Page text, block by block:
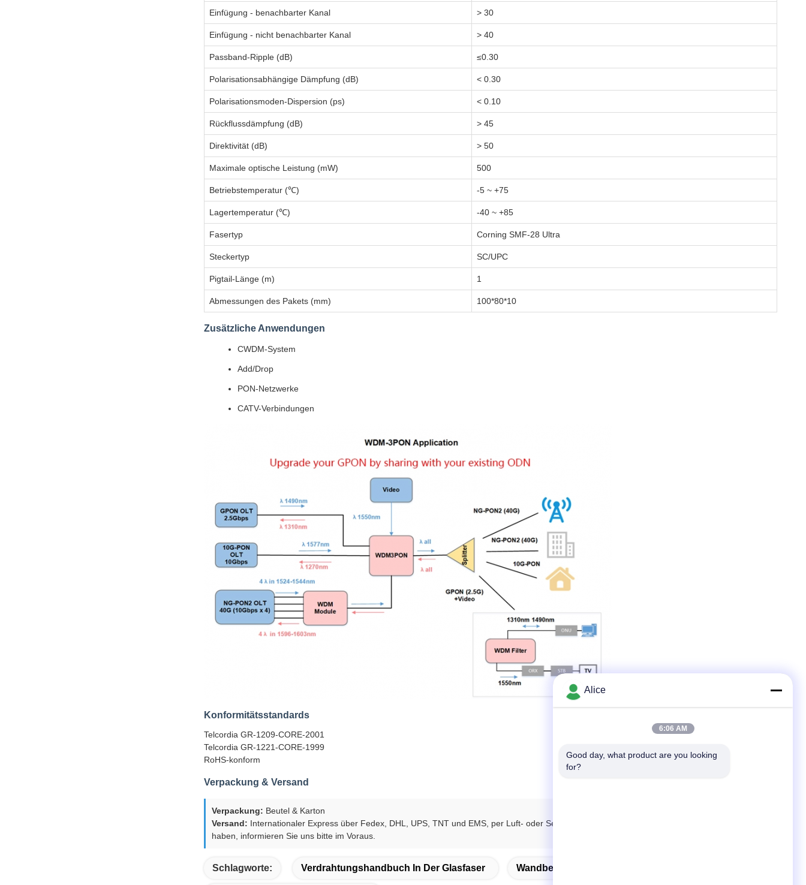
Einfügung - benachbarter Kanal > 30
Einfügung - nicht benachbarter Kanal > 40
Passband-Ripple (dB) ≤0.30
Polarisationsabhängige Dämpfung (dB) < 0.30
Polarisationsmoden-Dispersion (ps) < 0.10
Rückflussdämpfung (dB) > 45
Direktivität (dB) > 50
Maximale optische Leistung (mW) 500
Betriebstemperatur (℃) -5 ~ +75
Lagertemperatur (℃) -40 ~ +85
Fasertyp Corning SMF-28 Ultra
Steckertyp SC/UPC
Pigtail-Länge (m) 1
Abmessungen des Pakets (mm) 100*80*10
Zusätzliche Anwendungen
CWDM-System
Add/Drop
PON-Netzwerke
CATV-Verbindungen
Konformitätsstandards
Telcordia GR-1209-CORE-2001
Telcordia GR-1221-CORE-1999
RoHS-konform
Verpackung & Versand
Verpackung: Beutel & Karton
Versand: Internationaler Express über Fedex, DHL, UPS, TNT und EMS, per Luft- oder Seeweg. Wenn Sie einen anderen bevorzugten Spediteur
haben, informieren Sie uns bitte im Voraus.
Schlagworte: Verdrahtungshandbuch In Der Glasfaser Wandbergfaser-Beendigungskasten
Alice
6:06 AM
Good day, what product are you looking
for?